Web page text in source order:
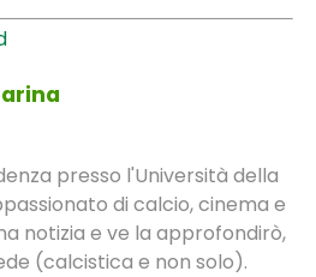
presso l'Università della
di calcio, cinema e
notizia e ve la approfondirò,
(calcistica e non solo).